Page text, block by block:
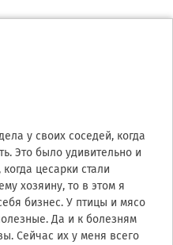
у своих соседей, когда
Это было удивительно и
цесарки стали
хозяину, то в этом я
бизнес. У птицы и мясо
Да и к болезням
Сейчас их у меня всего